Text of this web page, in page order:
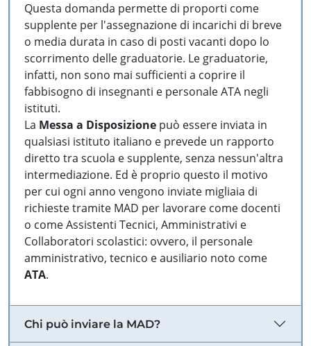
Questa domanda permette di proporti come
supplente per l'assegnazione di incarichi di breve
o media durata in caso di posti vacanti dopo lo
scorrimento delle graduatorie. Le graduatorie,
infatti, non sono mai sufficienti a coprire il
fabbisogno di insegnanti e personale ATA negli
istituti.
La Messa a Disposizione può essere inviata in
qualsiasi istituto italiano e prevede un rapporto
diretto tra scuola e supplente, senza nessun'altra
intermediazione. Ed è proprio questo il motivo
per cui ogni anno vengono inviate migliaia di
richieste tramite MAD per lavorare come docenti
o come Assistenti Tecnici, Amministrativi e
Collaboratori scolastici: ovvero, il personale
amministrativo, tecnico e ausiliario noto come
ATA.
Chi può inviare la MAD?